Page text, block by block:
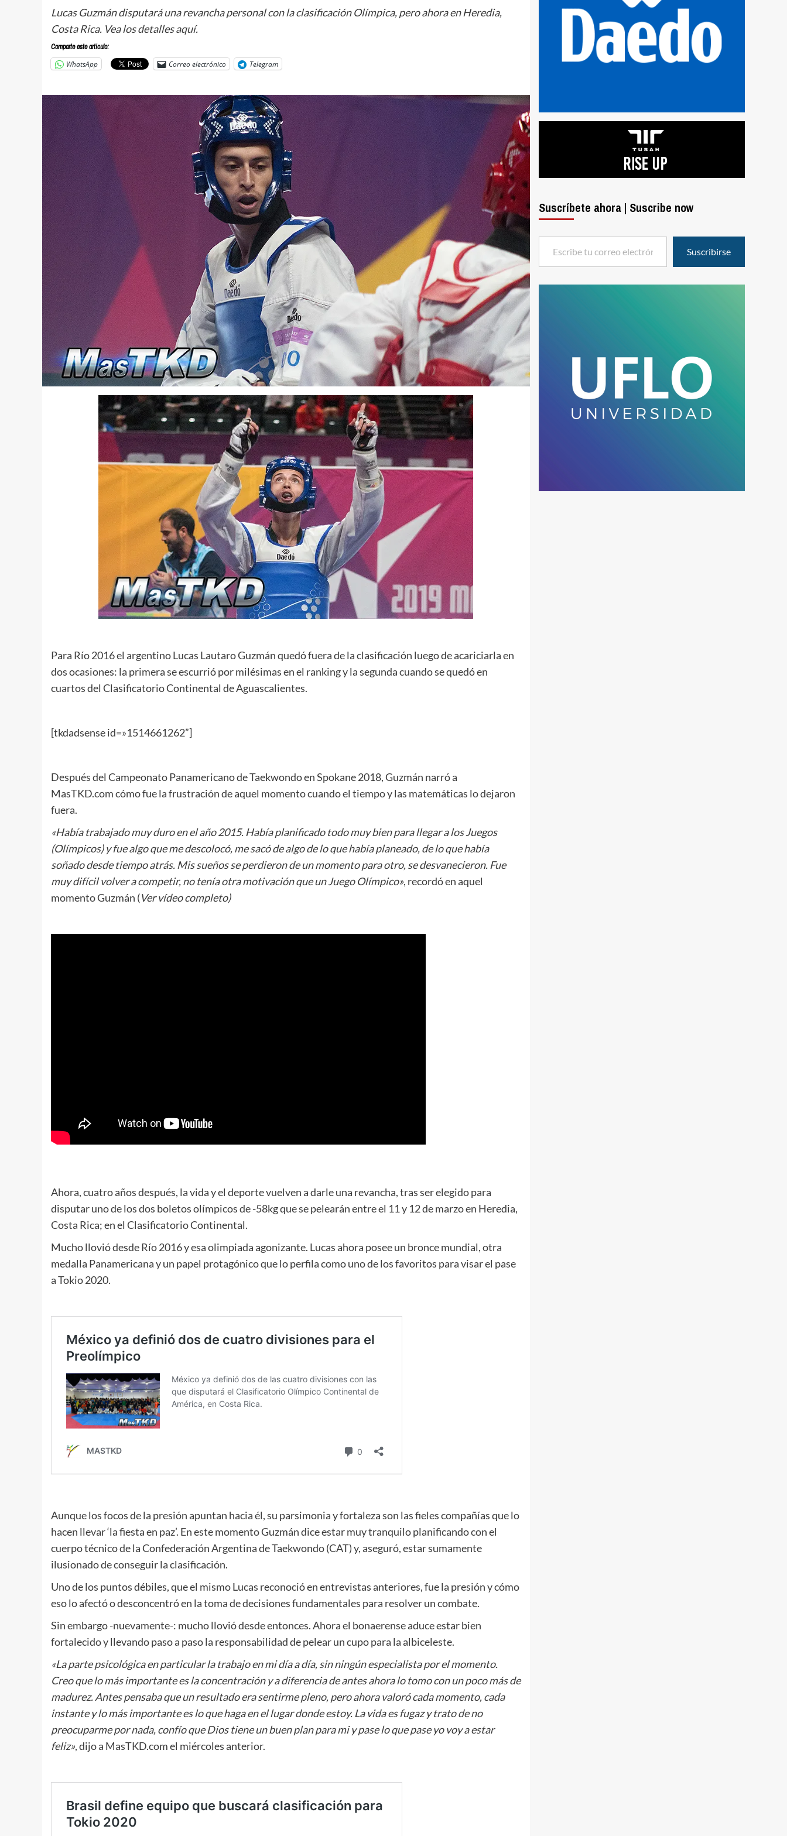
Lucas Guzmán disputará una revancha personal con la clasificación Olímpica, pero ahora en Heredia,
Costa Rica. Vea los detalles aquí.
Comparte este articulo:
WhatsApp Correo electrónico Telegram
Para Río 2016 el argentino Lucas Lautaro Guzmán quedó fuera de la clasificación luego de acariciarla en
dos ocasiones: la primera se escurrió por milésimas en el ranking y la segunda cuando se quedó en
cuartos del Clasificatorio Continental de Aguascalientes.
[tkdadsense id=»1514661262”]
Después del Campeonato Panamericano de Taekwondo en Spokane 2018, Guzmán narró a
MasTKD.com cómo fue la frustración de aquel momento cuando el tiempo y las matemáticas lo dejaron
fuera.
«Había trabajado muy duro en el año 2015. Había planificado todo muy bien para llegar a los Juegos
(Olímpicos) y fue algo que me descolocó, me sacó de algo de lo que había planeado, de lo que había
soñado desde tiempo atrás. Mis sueños se perdieron de un momento para otro, se desvanecieron. Fue
muy difícil volver a competir, no tenía otra motivación que un Juego Olímpico», recordó en aquel
momento Guzmán (Ver vídeo completo)
Ahora, cuatro años después, la vida y el deporte vuelven a darle una revancha, tras ser elegido para
disputar uno de los dos boletos olímpicos de -58kg que se pelearán entre el 11 y 12 de marzo en Heredia,
Costa Rica; en el Clasificatorio Continental.
Mucho llovió desde Río 2016 y esa olimpiada agonizante. Lucas ahora posee un bronce mundial, otra
medalla Panamericana y un papel protagónico que lo perfila como uno de los favoritos para visar el pase
a Tokio 2020.
Aunque los focos de la presión apuntan hacia él, su parsimonia y fortaleza son las fieles compañías que lo
hacen llevar ‘la fiesta en paz’. En este momento Guzmán dice estar muy tranquilo planificando con el
cuerpo técnico de la Confederación Argentina de Taekwondo (CAT) y, aseguró, estar sumamente
ilusionado de conseguir la clasificación.
Uno de los puntos débiles, que el mismo Lucas reconoció en entrevistas anteriores, fue la presión y cómo
eso lo afectó o desconcentró en la toma de decisiones fundamentales para resolver un combate.
Sin embargo -nuevamente-: mucho llovió desde entonces. Ahora el bonaerense aduce estar bien
fortalecido y llevando paso a paso la responsabilidad de pelear un cupo para la albiceleste.
«La parte psicológica en particular la trabajo en mi día a día, sin ningún especialista por el momento.
Creo que lo más importante es la concentración y a diferencia de antes ahora lo tomo con un poco más de
madurez. Antes pensaba que un resultado era sentirme pleno, pero ahora valoró cada momento, cada
instante y lo más importante es lo que haga en el lugar donde estoy. La vida es fugaz y trato de no
preocuparme por nada, confío que Dios tiene un buen plan para mi y pase lo que pase yo voy a estar
feliz», dijo a MasTKD.com el miércoles anterior.
Suscríbete ahora | Suscribe now
Escribe tu correo electrónico…
Suscribirse